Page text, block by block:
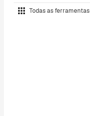
Todas as ferramentas